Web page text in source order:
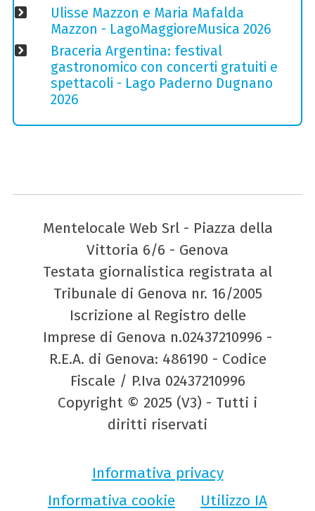
Ulisse Mazzon e Maria Mafalda
Mazzon - LagoMaggioreMusica 2026
Braceria Argentina: festival
gastronomico con concerti gratuiti e
spettacoli - Lago Paderno Dugnano
2026
Mentelocale Web Srl - Piazza della
Vittoria 6/6 - Genova
Testata giornalistica registrata al
Tribunale di Genova nr. 16/2005
Iscrizione al Registro delle
Imprese di Genova n.02437210996 -
R.E.A. di Genova: 486190 - Codice
Fiscale / P.Iva 02437210996
Copyright © 2025 (V3) - Tutti i
diritti riservati
Informativa privacy
Informativa cookie
Utilizzo IA